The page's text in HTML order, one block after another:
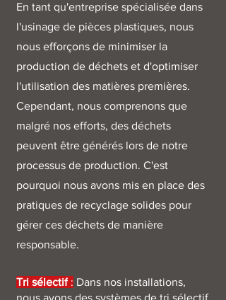
En tant qu'entreprise spécialisée dans
l'usinage de pièces plastiques, nous
nous efforçons de minimiser la
production de déchets et d'optimiser
l'utilisation des matières premières.
Cependant, nous comprenons que
malgré nos efforts, des déchets
peuvent être générés lors de notre
processus de production. C'est
pourquoi nous avons mis en place des
pratiques de recyclage solides pour
gérer ces déchets de manière
responsable.
Tri sélectif : Dans nos installations,
nous avons des systèmes de tri sélectif